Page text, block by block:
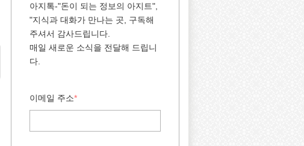
아지톡-"돈이 되는 정보의 아지트",
"지식과 대화가 만나는 곳, 구독해
주셔서 감사드립니다.
매일 새로운 소식을 전달해 드립니
다.
이메일 주소*